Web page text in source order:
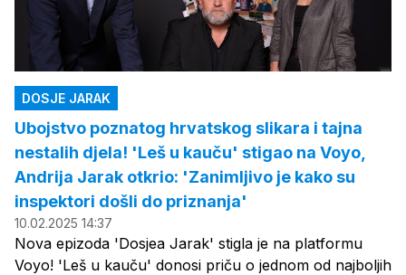
DOSJE JARAK
Ubojstvo poznatog hrvatskog slikara i tajna
nestalih djela! 'Leš u kauču' stigao na Voyo,
Andrija Jarak otkrio: 'Zanimljivo je kako su
inspektori došli do priznanja'
10.02.2025 14:37
Nova epizoda 'Dosjea Jarak' stigla je na platformu
Voyo! 'Leš u kauču' donosi priču o jednom od najboljih